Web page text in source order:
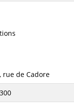
rue de Cadore